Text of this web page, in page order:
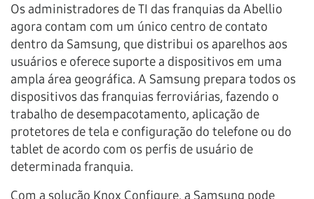
Os administradores de TI das franquias da Abellio
agora contam com um único centro de contato
dentro da Samsung, que distribui os aparelhos aos
usuários e oferece suporte a dispositivos em uma
ampla área geográfica. A Samsung prepara todos os
dispositivos das franquias ferroviárias, fazendo o
trabalho de desempacotamento, aplicação de
protetores de tela e configuração do telefone ou do
tablet de acordo com os perfis de usuário de
determinada franquia.
Com a solução Knox Configure, a Samsung pode